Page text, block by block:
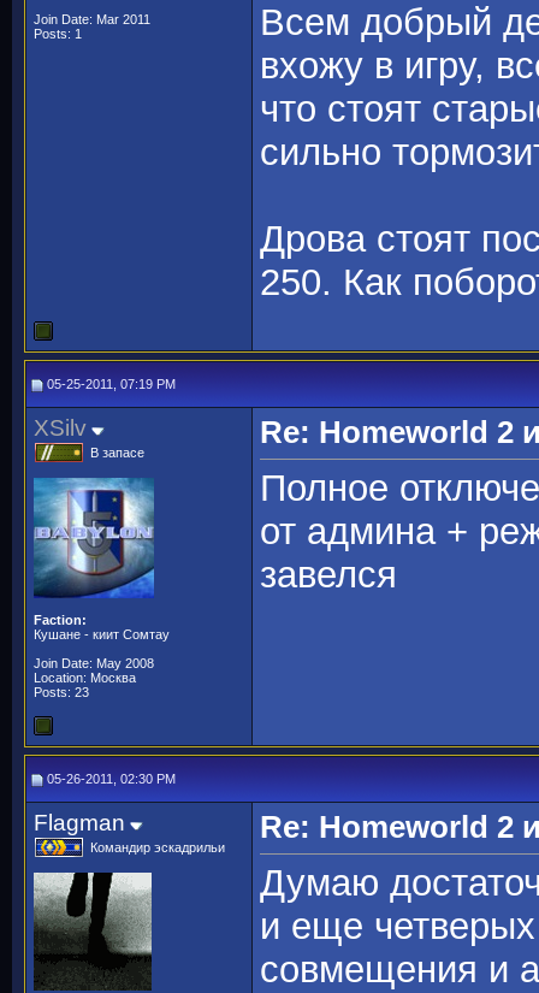
Join Date: Mar 2011
Posts: 1
Всем добрый
вхожу в игру,
что стоят
сильно
Дрова стоят
250. Как
05-25-2011, 07:19 PM
XSilv
В запасе
Faction:
Кушане - киит Сомтау
Join Date: May 2008
Location: Москва
Posts: 23
Re: Homeworld 2
Полное
от админа +
завелся
05-26-2011, 02:30 PM
Flagman
Командир эскадрильи
Re: Homeworld 2
Думаю
и еще
совмещения и